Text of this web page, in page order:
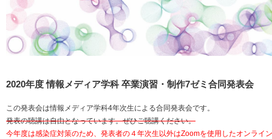
2020年度 情報メディア学科 卒業演習・制作7ゼミ合同発表会
この発表会は情報メディア学科4年次生による合同発表会です。
発表の聴講は自由となっています。ぜひご聴講ください。
今年度は感染症対策のため、発表者の４年次生以外はZoomを使用したオンライ